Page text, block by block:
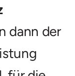
dann der